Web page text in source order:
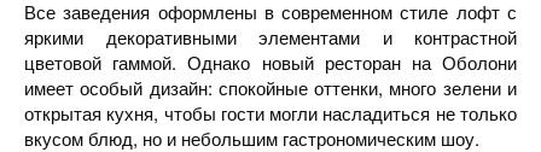
Все заведения оформлены в современном стиле лофт с
яркими декоративными элементами и контрастной
цветовой гаммой. Однако новый ресторан на Оболони
имеет особый дизайн: спокойные оттенки, много зелени и
открытая кухня, чтобы гости могли насладиться не только
вкусом блюд, но и небольшим гастрономическим шоу.